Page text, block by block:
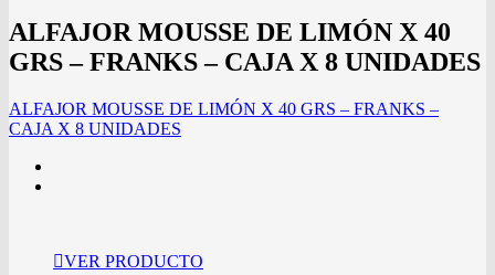
ALFAJOR MOUSSE DE LIMÓN X 40
GRS – FRANKS – CAJA X 8 UNIDADES
ALFAJOR MOUSSE DE LIMÓN X 40 GRS – FRANKS –
CAJA X 8 UNIDADES
VER PRODUCTO